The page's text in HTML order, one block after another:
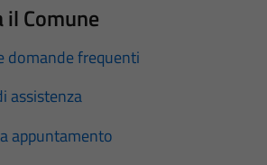
Comune
domande frequenti
assistenza
appuntamento